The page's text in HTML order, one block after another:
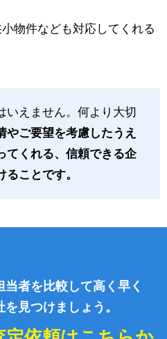
物件なども対応してくれる
いえません。何より大切
やご要望を考慮したうえ
てくれる、信頼できる企
ことです。
者を比較して高く早く
見つけましょう。